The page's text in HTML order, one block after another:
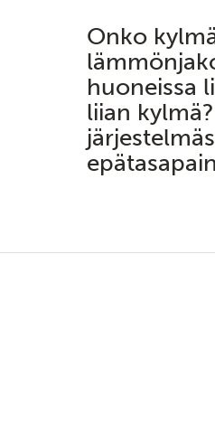
Onko
huoneissa
liian